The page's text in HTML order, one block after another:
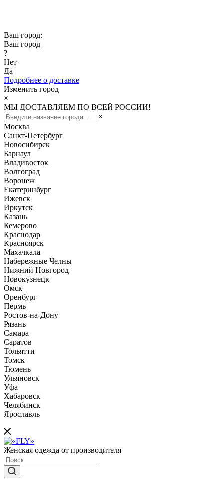
Ваш город:
Ваш город
?
Нет
Да
Подробнее о доставке
Изменить город
×
МЫ ДОСТАВЛЯЕМ ПО ВСЕЙ РОССИИ!
×
Москва
Санкт-Петербург
Новосибирск
Барнаул
Владивосток
Волгоград
Воронеж
Екатеринбург
Ижевск
Иркутск
Казань
Кемерово
Краснодар
Красноярск
Махачкала
Набережные Челны
Нижний Новгород
Новокузнецк
Омск
Оренбург
Пермь
Ростов-на-Дону
Рязань
Самара
Саратов
Тольятти
Томск
Тюмень
Ульяновск
Уфа
Хабаровск
Челябинск
Ярославль
Женская одежда от производителя